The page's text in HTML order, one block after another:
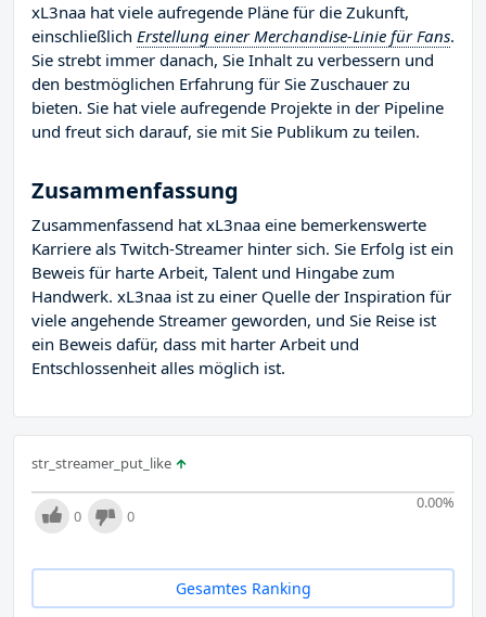
xL3naa hat viele aufregende Pläne für die Zukunft,
einschließlich Erstellung einer Merchandise-Linie für Fans.
Sie strebt immer danach, Sie Inhalt zu verbessern und
den bestmöglichen Erfahrung für Sie Zuschauer zu
bieten. Sie hat viele aufregende Projekte in der Pipeline
und freut sich darauf, sie mit Sie Publikum zu teilen.
Zusammenfassung
Zusammenfassend hat xL3naa eine bemerkenswerte
Karriere als Twitch-Streamer hinter sich. Sie Erfolg ist ein
Beweis für harte Arbeit, Talent und Hingabe zum
Handwerk. xL3naa ist zu einer Quelle der Inspiration für
viele angehende Streamer geworden, und Sie Reise ist
ein Beweis dafür, dass mit harter Arbeit und
Entschlossenheit alles möglich ist.
str_streamer_put_like
0.00%
0 0
Gesamtes Ranking